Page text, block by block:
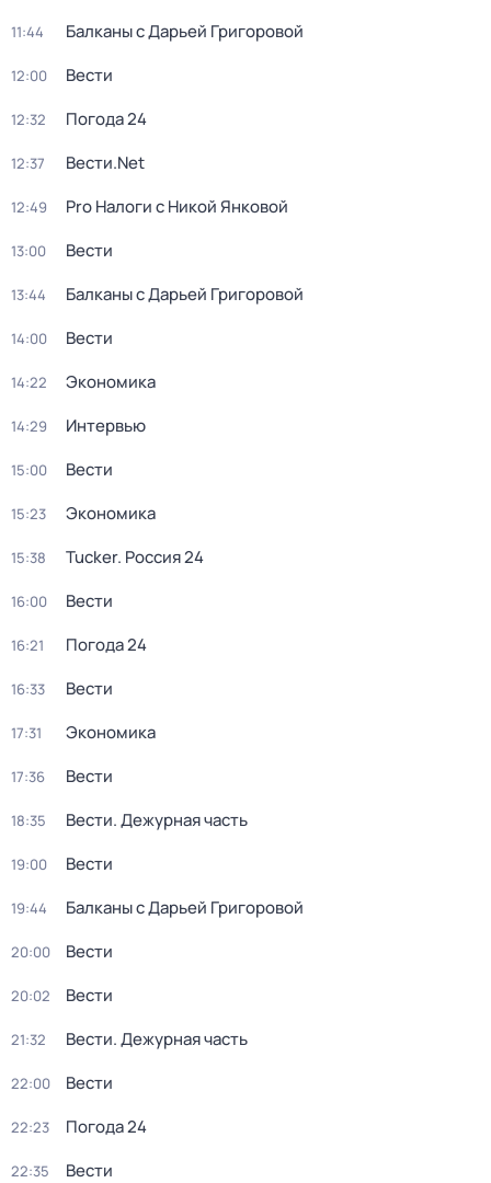
11:44 Балканы с Дарьей Григоровой
12:00 Вести
12:32 Погода 24
12:37 Вести.Net
12:49 Pro Налоги с Никой Янковой
13:00 Вести
13:44 Балканы с Дарьей Григоровой
14:00 Вести
14:22 Экономика
14:29 Интервью
15:00 Вести
15:23 Экономика
15:38 Tucker. Россия 24
16:00 Вести
16:21 Погода 24
16:33 Вести
17:31 Экономика
17:36 Вести
18:35 Вести. Дежурная часть
19:00 Вести
19:44 Балканы с Дарьей Григоровой
20:00 Вести
20:02 Вести
21:32 Вести. Дежурная часть
22:00 Вести
22:23 Погода 24
22:35 Вести